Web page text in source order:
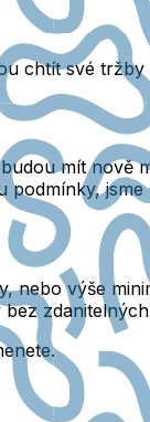
chtít své
mít nově
podmínky, jsme
nebo výše
bez